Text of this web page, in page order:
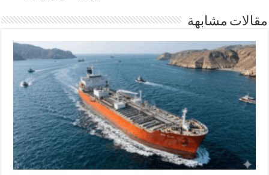
مقالات مشابهة